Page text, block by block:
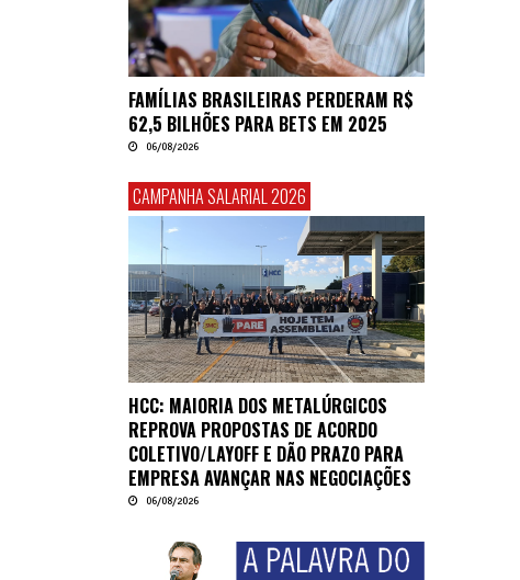
FAMÍLIAS BRASILEIRAS PERDERAM R$
62,5 BILHÕES PARA BETS EM 2025
06/08/2026
CAMPANHA SALARIAL 2026
HCC: MAIORIA DOS METALÚRGICOS
REPROVA PROPOSTAS DE ACORDO
COLETIVO/LAYOFF E DÃO PRAZO PARA
EMPRESA AVANÇAR NAS NEGOCIAÇÕES
06/08/2026